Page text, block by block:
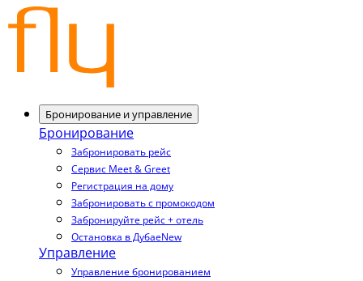
Бронирование и управление
Бронирование
Забронировать рейс
Сервис Meet & Greet
Регистрация на дому
Забронировать с промокодом
Забронируйте рейс + отель
Остановка в ДубаеNew
Управление
Управление бронированием